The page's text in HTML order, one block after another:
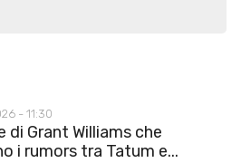
- 11:30
di Grant Williams che
i rumors tra Tatum e...